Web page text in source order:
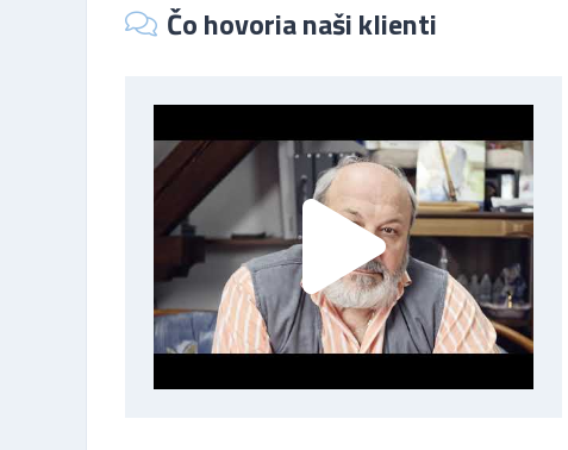
Čo hovoria naši klienti